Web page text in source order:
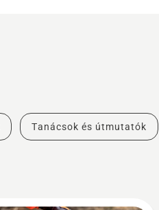
Tanácsok és útmutatók